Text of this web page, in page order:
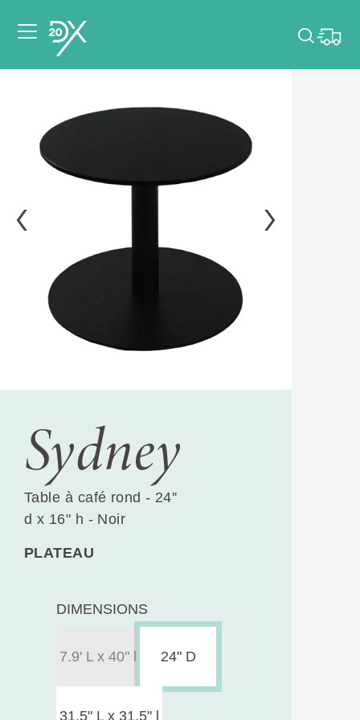
dates de votre
Sydney
Table à café rond - 24''
d x 16" h - Noir
PLATEAU
DIMENSIONS
7.9' L x 40" l 24" D
31.5" L x 31.5" l